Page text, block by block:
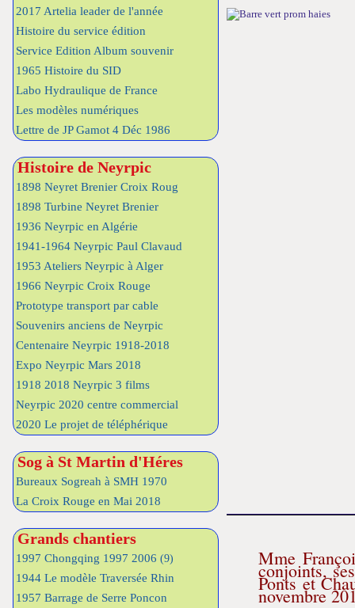
2017 Artelia leader de l'année
Histoire du service édition
Service Edition Album souvenir
1965 Histoire du SID
Labo Hydraulique de France
Les modèles numériques
Lettre de JP Gamot 4 Déc 1986
Histoire de Neyrpic
1898 Neyret Brenier Croix Roug
1898 Turbine Neyret Brenier
1936 Neyrpic en Algérie
1941-1964 Neyrpic Paul Clavaud
1953 Ateliers Neyrpic à Alger
1966 Neyrpic Croix Rouge
Prototype transport par cable
Souvenirs anciens de Neyrpic
Centenaire Neyrpic 1918-2018
Expo Neyrpic Mars 2018
1918 2018 Neyrpic 3 films
Neyrpic 2020 centre commercial
2020 Le projet de téléphérique
Sog à St Martin d'Héres
Bureaux Sogreah à SMH 1970
La Croix Rouge en Mai 2018
Grands chantiers
1997 Chongqing 1997 2006 (9)
1944 Le modèle Traversée Rhin
1957 Barrage de Serre Poncon
Mme
conjoints,
Ponts et
novembre